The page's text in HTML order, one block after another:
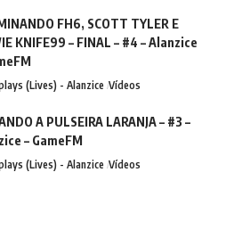
FH6, SCOTT TYLER E
KNIFE99 – FINAL – #4 – Alanzice
(Lives) - Alanzice Vídeos
A PULSEIRA LARANJA – #3 –
– GameFM
(Lives) - Alanzice Vídeos